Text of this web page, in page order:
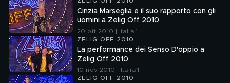
Cinzia Marseglia e il suo rapporto con gli
uomini a Zelig Off 2010
20 ott 2010 | Italia 1
ZELIG OFF 2010
La performance dei Senso D'oppio a
Zelig Off 2010
10 nov 2010 | Italia 1
ZELIG OFF 2010